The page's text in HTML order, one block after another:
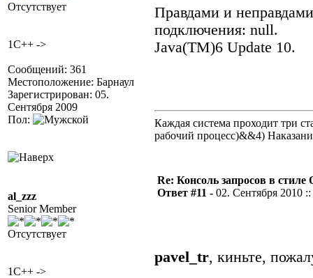
Отсутствует
1C++ ->
Сообщений: 361
Местоположение: Барнаул
Зарегистрирован: 05.
Сентября 2009
Пол:
Правдами и
подключения: null.
Java(TM)6 Update 10.
Каждая система проходит три
рабочий процесс)&&4)
al_zzz
Senior Member
Отсутствует
1C++ ->
Re: Консоль запросов в стиле
Ответ #11 - 02. Сентября 2010
pavel_tr, киньте,